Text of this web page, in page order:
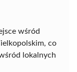
wśród
co
lokalnych